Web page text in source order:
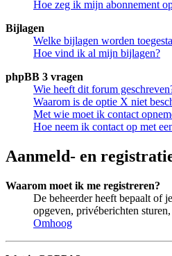
Hoe zeg ik mijn abonnement
Bijlagen
Welke bijlagen worden
Hoe vind ik al mijn bijlagen?
phpBB 3 vragen
Wie heeft dit forum
Waarom is de optie X niet
Met wie moet ik contact
Hoe neem ik contact op met
Aanmeld- en
Waarom moet ik me registreren?
De beheerder heeft bepaalt of
opgeven, privéberichten
Omhoog